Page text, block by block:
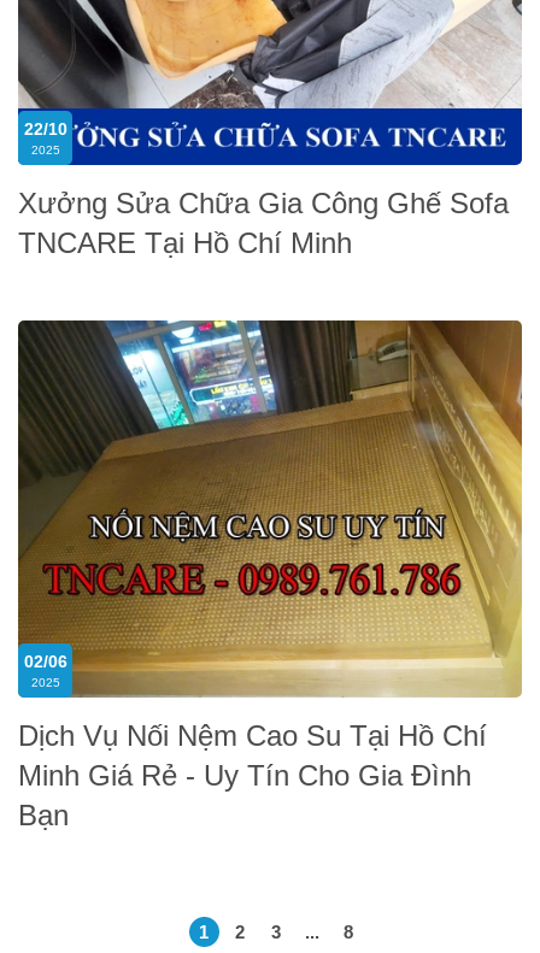
22/10
2025
Xưởng Sửa Chữa Gia Công Ghế Sofa
TNCARE Tại Hồ Chí Minh
02/06
2025
Dịch Vụ Nối Nệm Cao Su Tại Hồ Chí
Minh Giá Rẻ - Uy Tín Cho Gia Đình
Bạn
1 2 3 ... 8